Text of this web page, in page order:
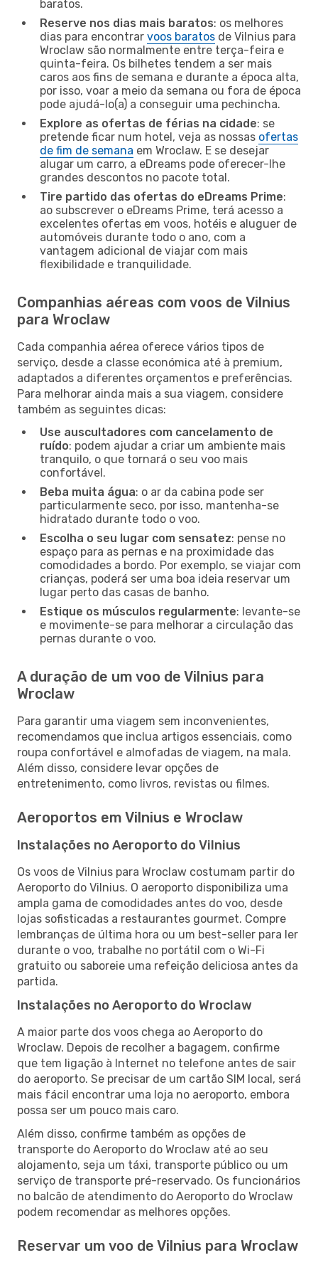
baratos.
Reserve nos dias mais baratos: os melhores
dias para encontrar voos baratos de Vilnius para
Wroclaw são normalmente entre terça-feira e
quinta-feira. Os bilhetes tendem a ser mais
caros aos fins de semana e durante a época alta,
por isso, voar a meio da semana ou fora de época
pode ajudá-lo(a) a conseguir uma pechincha.
Explore as ofertas de férias na cidade: se
pretende ficar num hotel, veja as nossas ofertas
de fim de semana em Wroclaw. E se desejar
alugar um carro, a eDreams pode oferecer-lhe
grandes descontos no pacote total.
Tire partido das ofertas do eDreams Prime:
ao subscrever o eDreams Prime, terá acesso a
excelentes ofertas em voos, hotéis e aluguer de
automóveis durante todo o ano, com a
vantagem adicional de viajar com mais
flexibilidade e tranquilidade.
Companhias aéreas com voos de Vilnius
para Wroclaw
Cada companhia aérea oferece vários tipos de
serviço, desde a classe económica até à premium,
adaptados a diferentes orçamentos e preferências.
Para melhorar ainda mais a sua viagem, considere
também as seguintes dicas:
Use auscultadores com cancelamento de
ruído: podem ajudar a criar um ambiente mais
tranquilo, o que tornará o seu voo mais
confortável.
Beba muita água: o ar da cabina pode ser
particularmente seco, por isso, mantenha-se
hidratado durante todo o voo.
Escolha o seu lugar com sensatez: pense no
espaço para as pernas e na proximidade das
comodidades a bordo. Por exemplo, se viajar com
crianças, poderá ser uma boa ideia reservar um
lugar perto das casas de banho.
Estique os músculos regularmente: levante-se
e movimente-se para melhorar a circulação das
pernas durante o voo.
A duração de um voo de Vilnius para
Wroclaw
Para garantir uma viagem sem inconvenientes,
recomendamos que inclua artigos essenciais, como
roupa confortável e almofadas de viagem, na mala.
Além disso, considere levar opções de
entretenimento, como livros, revistas ou filmes.
Aeroportos em Vilnius e Wroclaw
Instalações no Aeroporto do Vilnius
Os voos de Vilnius para Wroclaw costumam partir do
Aeroporto do Vilnius. O aeroporto disponibiliza uma
ampla gama de comodidades antes do voo, desde
lojas sofisticadas a restaurantes gourmet. Compre
lembranças de última hora ou um best-seller para ler
durante o voo, trabalhe no portátil com o Wi-Fi
gratuito ou saboreie uma refeição deliciosa antes da
partida.
Instalações no Aeroporto do Wroclaw
A maior parte dos voos chega ao Aeroporto do
Wroclaw. Depois de recolher a bagagem, confirme
que tem ligação à Internet no telefone antes de sair
do aeroporto. Se precisar de um cartão SIM local, será
mais fácil encontrar uma loja no aeroporto, embora
possa ser um pouco mais caro.
Além disso, confirme também as opções de
transporte do Aeroporto do Wroclaw até ao seu
alojamento, seja um táxi, transporte público ou um
serviço de transporte pré-reservado. Os funcionários
no balcão de atendimento do Aeroporto do Wroclaw
podem recomendar as melhores opções.
Reservar um voo de Vilnius para Wroclaw